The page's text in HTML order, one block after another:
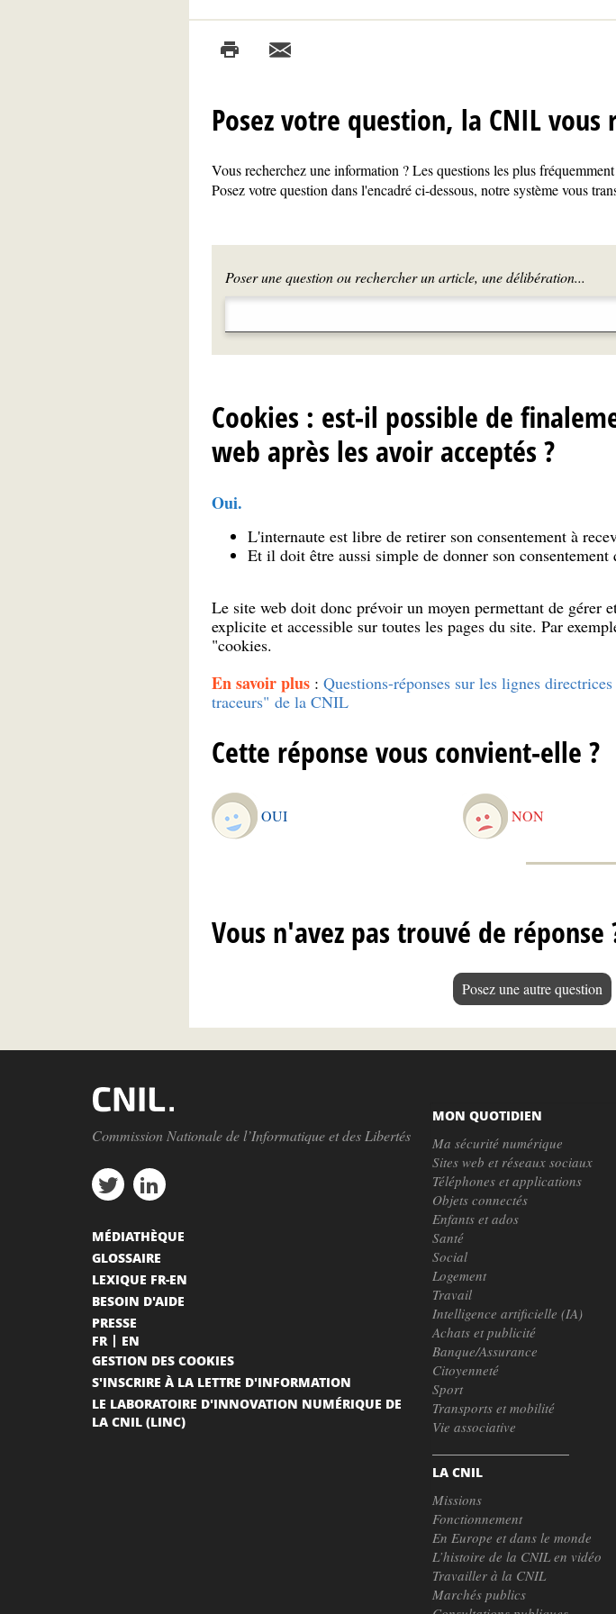
Posez votre question, la CNIL vous
Vous recherchez une information ? Les questions les plus fréquemment
Posez votre question dans l'encadré ci-dessous, notre système vous
Poser une question ou rechercher un article, une délibération...
Cookies : est-il possible de
web après les avoir acceptés ?
Oui.
L'internaute est libre de retirer son consentement à
Et il doit être aussi simple de donner son
Le site web doit donc prévoir un moyen permettant de gérer
explicite et accessible sur toutes les pages du site. Par
"cookies.
En savoir plus: Questions-réponses sur les lignes
traceurs" de la CNIL
Cette réponse vous convient-elle ?
OUI NON
Vous n'avez pas trouvé de réponse
Posez une autre question
Commission Nationale de l’Informatique et des Libertés
MON QUOTIDIEN
Ma sécurité numérique
Sites web et réseaux sociaux
Téléphones et applications
Objets connectés
Enfants et ados
Santé
Social
Logement
Travail
Intelligence artificielle (IA)
Achats et publicité
Banque/Assurance
Citoyenneté
Sport
Transports et mobilité
Vie associative
LA CNIL
Missions
Fonctionnement
En Europe et dans le monde
L’histoire de la CNIL en vidéo
Travailler à la CNIL
Marchés publics
MÉDIATHÈQUE
GLOSSAIRE
LEXIQUE FR-EN
BESOIN D'AIDE
PRESSE
FR
EN
GESTION DES COOKIES
S'INSCRIRE À LA LETTRE D'INFORMATION
LE LABORATOIRE D'INNOVATION NUMÉRIQUE DE
LA CNIL (LINC)